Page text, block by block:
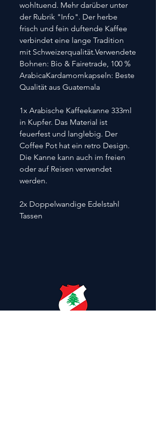
wohltuend. Mehr darüber unter
der Rubrik "Info". Der herbe
frisch und fein duftende Kaffee
verbindet eine lange Tradition
mit Schweizerqualität.Verwendete
Bohnen: Bio & Fairetrade, 100 %
ArabicaKardamomkapseln: Beste
Qualität aus Guatemala
1x Arabische Kaffeekanne 333ml
in Kupfer. Das Material ist
feuerfest und langlebig. Der
Coffee Pot hat ein retro Design.
Die Kanne kann auch im freien
oder auf Reisen verwendet
werden.
2x Doppelwandige Edelstahl
Tassen